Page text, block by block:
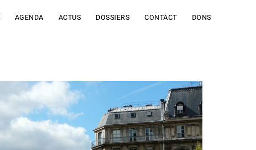
AGENDA ACTUS DOSSIERS CONTACT DONS